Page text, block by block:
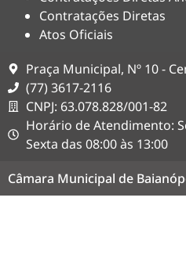
Contratações Diretas
Atos Oficiais
Praça Municipal, Nº 10 -
(77) 3617-2116
CNPJ: 63.078.828/001-82
Horário de Atendimento:
Sexta das 08:00 às 13:00
Câmara Municipal de